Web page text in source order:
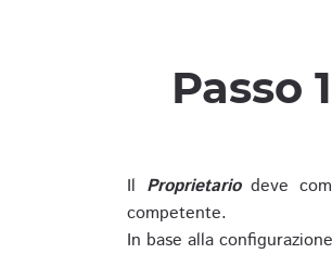
Passo
Il Proprietariodeve
competente.
In base alla